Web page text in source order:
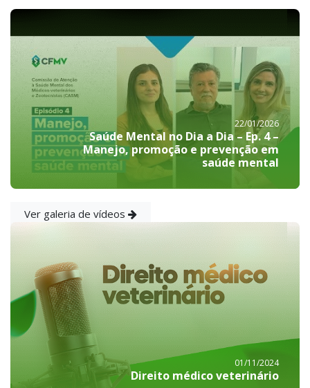
22/01/2026
Saúde Mental no Dia a Dia – Ep. 4 –
Manejo, promoção e prevenção em
saúde mental
Ver galeria de vídeos
01/11/2024
Direito médico veterinário